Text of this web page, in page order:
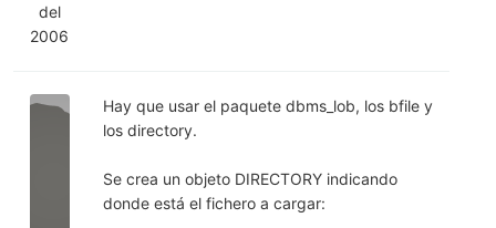
del
2006
Hay que usar el paquete dbms_lob, los bfile y
los directory.
Se crea un objeto DIRECTORY indicando
donde está el fichero a cargar: